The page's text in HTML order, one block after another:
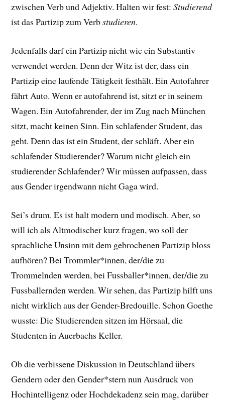
zwischen Verb und Adjektiv. Halten wir fest:Studierend
ist das Partizip zum Verbstudieren.
Jedenfalls darf ein Partizip nicht wie ein Substantiv
verwendet werden. Denn der Witz ist der, dass ein
Partizip eine laufende Tätigkeit festhält. Ein Autofahrer
fährt Auto. Wenn er autofahrend ist, sitzt er in seinem
Wagen. Ein Autofahrender, der im Zug nach München
sitzt, macht keinen Sinn. Ein schlafender Student, das
geht. Denn das ist ein Student, der schläft. Aber ein
schlafender Studierender? Warum nicht gleich ein
studierender Schlafender? Wir müssen aufpassen, dass
aus Gender irgendwann nicht Gaga wird.
Sei’s drum. Es ist halt modern und modisch. Aber, so
will ich als Altmodischer kurz fragen, wo soll der
sprachliche Unsinn mit dem gebrochenen Partizip bloss
aufhören? Bei Trommler*innen, der/die zu
Trommelnden werden, bei Fussballer*innen, der/die zu
Fussballernden werden. Wir sehen, das Partizip hilft uns
nicht wirklich aus der Gender-Bredouille. Schon Goethe
wusste: Die Studierenden sitzen im Hörsaal, die
Studenten in Auerbachs Keller.
Ob die verbissene Diskussion in Deutschland übers
Gendern oder den Gender*stern nun Ausdruck von
Hochintelligenz oder Hochdekadenz sein mag, darüber